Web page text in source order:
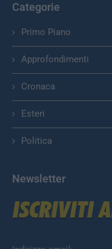
Categorie
Primo Piano
Approfondimenti
Cronaca
Esteri
Politica
Newsletter